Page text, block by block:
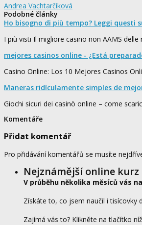
Andrea Vachtarčíková
Podobné články
Ho bisogno di più tempo? Leggi questi
I più visti Il migliore casino non AAMS
mejores casinos online - ¿Está
Casino Online: Los 10 Mejores Casinos
Maneras ridículamente simples de
Giochi sicuri dei casinò online – come
Komentáře
Přidat komentář
Pro přidávání komentářů se musíte
Nejznámější online kurz
V průběhu několika měsíců vás
Získáte to, co jsem naučil i tisícovky
Zajímá vás to? Klikněte na tlačítko